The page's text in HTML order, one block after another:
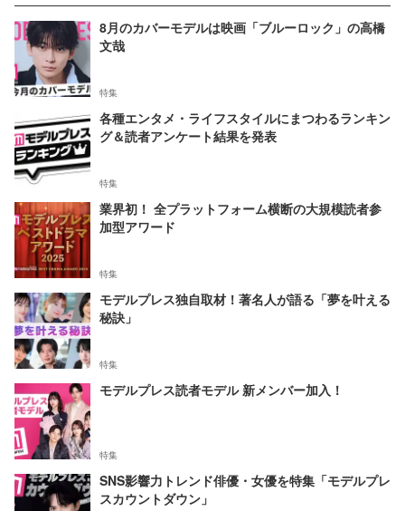
8月のカバーモデルは映画「ブルーロック」の高橋
文哉
特集
各種エンタメ・ライフスタイルにまつわるランキン
グ＆読者アンケート結果を発表
特集
業界初！ 全プラットフォーム横断の大規模読者参
加型アワード
特集
モデルプレス独自取材！著名人が語る「夢を叶える
秘訣」
特集
モデルプレス読者モデル 新メンバー加入！
特集
SNS影響力トレンド俳優・女優を特集「モデルプレ
スカウントダウン」